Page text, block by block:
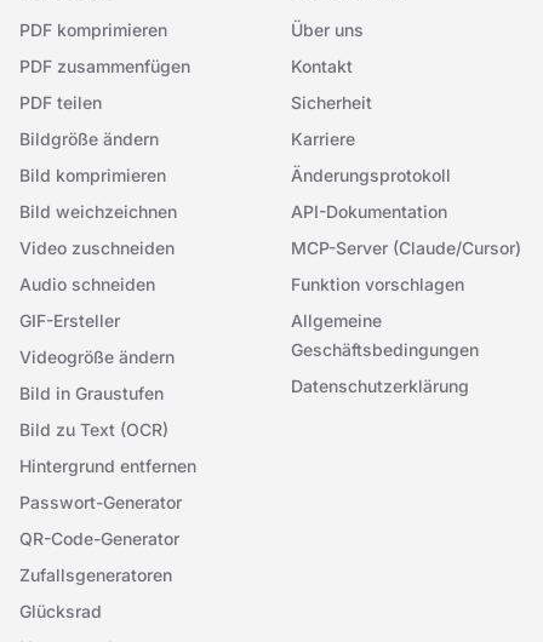
PDF komprimieren
PDF zusammenfügen
PDF teilen
Bildgröße ändern
Bild komprimieren
Bild weichzeichnen
Video zuschneiden
Audio schneiden
GIF-Ersteller
Videogröße ändern
Bild in Graustufen
Bild zu Text (OCR)
Hintergrund entfernen
Passwort-Generator
QR-Code-Generator
Zufallsgeneratoren
Glücksrad
Über uns
Kontakt
Sicherheit
Karriere
Änderungsprotokoll
API-Dokumentation
MCP-Server (Claude/Cursor)
Funktion vorschlagen
Allgemeine
Geschäftsbedingungen
Datenschutzerklärung